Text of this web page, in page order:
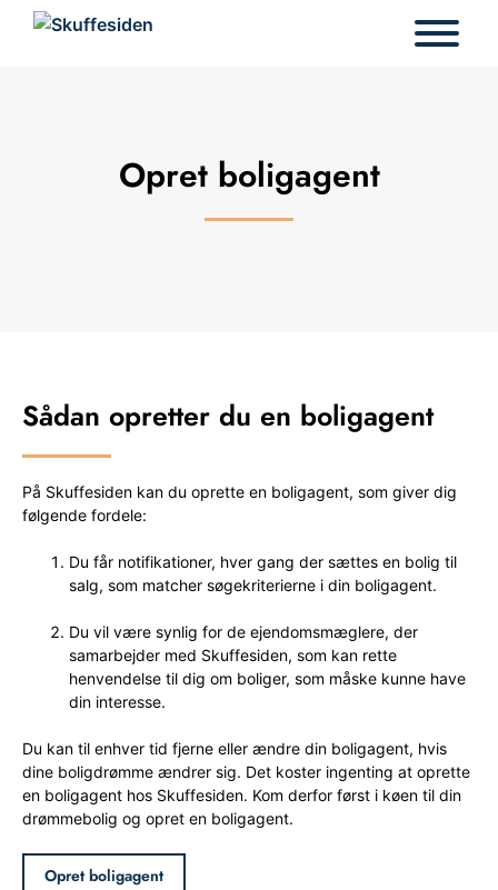
Opret boligagent
Sådan opretter du en boligagent
På Skuffesiden kan du oprette en boligagent, som giver dig
følgende fordele:
Du får notifikationer, hver gang der sættes en bolig til
salg, som matcher søgekriterierne i din boligagent.
Du vil være synlig for de ejendomsmæglere, der
samarbejder med Skuffesiden, som kan rette
henvendelse til dig om boliger, som måske kunne have
din interesse.
Du kan til enhver tid fjerne eller ændre din boligagent, hvis
dine boligdrømme ændrer sig. Det koster ingenting at oprette
en boligagent hos Skuffesiden. Kom derfor først i køen til din
drømmebolig og opret en boligagent.
Opret boligagent